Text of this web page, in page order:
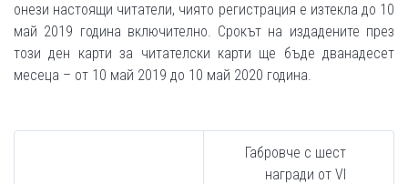
онези настоящи читатели, чиято регистрация e изтекла до 10
май 2019 година включително. Срокът на издадените през
този ден карти за читателски карти ще бъде дванадесет
месеца – от 10 май 2019 до 10 май 2020 година.
Габровче с шест
награди от VI